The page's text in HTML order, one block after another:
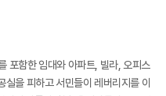
포함한 임대와 아파트, 빌라, 오피스
을 피하고 서민들이 레버리지를 이